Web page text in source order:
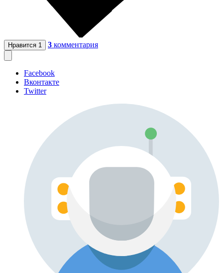
Нравится 1 3 комментария
Facebook
Вконтакте
Twitter